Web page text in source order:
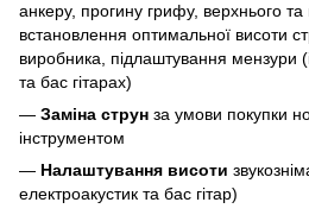
анкеру, прогину грифу, верхнього та
встановлення оптимальної висоти
виробника, підлаштування мензури
та бас гітарах)
— Заміна струн за умови покупки
інструментом
— Налаштування висоти
електроакустик та бас гітар)